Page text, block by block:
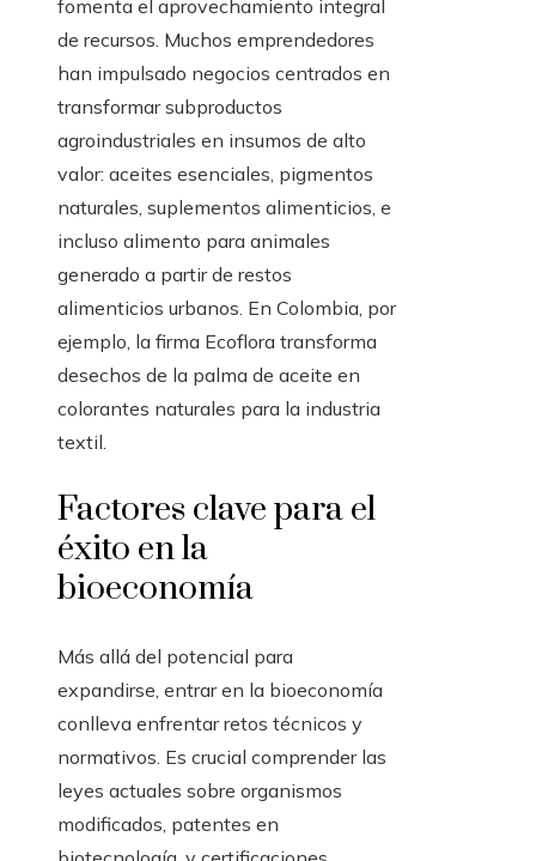
fomenta el aprovechamiento integral
de recursos. Muchos emprendedores
han impulsado negocios centrados en
transformar subproductos
agroindustriales en insumos de alto
valor: aceites esenciales, pigmentos
naturales, suplementos alimenticios, e
incluso alimento para animales
generado a partir de restos
alimenticios urbanos. En Colombia, por
ejemplo, la firma Ecoflora transforma
desechos de la palma de aceite en
colorantes naturales para la industria
textil.
Factores clave para el
éxito en la
bioeconomía
Más allá del potencial para
expandirse, entrar en la bioeconomía
conlleva enfrentar retos técnicos y
normativos. Es crucial comprender las
leyes actuales sobre organismos
modificados, patentes en